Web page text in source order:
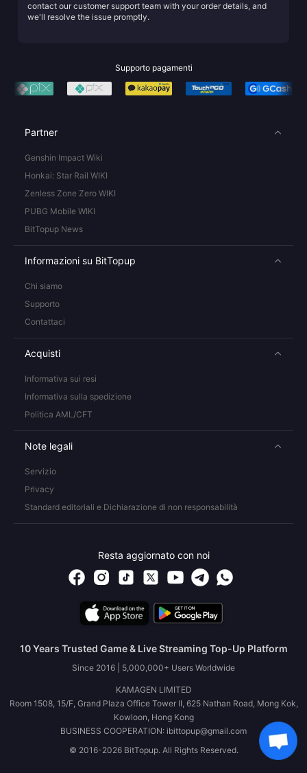
contact our customer support team with your order details, and
we'll resolve the issue promptly.
Supporto pagamenti
Partner
Genshin Impact Wiki
Honkai: Star Rail WIKI
Zenless Zone Zero WIKI
PUBG Mobile WIKI
BitTopup News
Informazioni su BitTopup
Chi siamo
Supporto
Contattaci
Acquisti
Informativa sui resi
Informativa sulla spedizione
Politica AML/CFT
Note legali
Servizio
Privacy
Standard editoriali e Dichiarazione di non responsabilità
Resta aggiornato con noi
10 Years Trusted Game & Live Streaming Top-Up Platform
Since 2016 | 5,000,000+ Users Worldwide
KAMAGEN LIMITED
Room 1508, 15/F, Grand Plaza Office Tower II, 625 Nathan Road, Mong Kok,
Kowloon, Hong Kong
BUSINESS COOPERATION: ibittopup@gmail.com
© 2016-2026 BitTopup. All Rights Reserved.